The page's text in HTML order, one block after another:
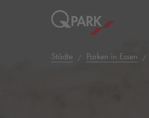
Städte Parken in Essen